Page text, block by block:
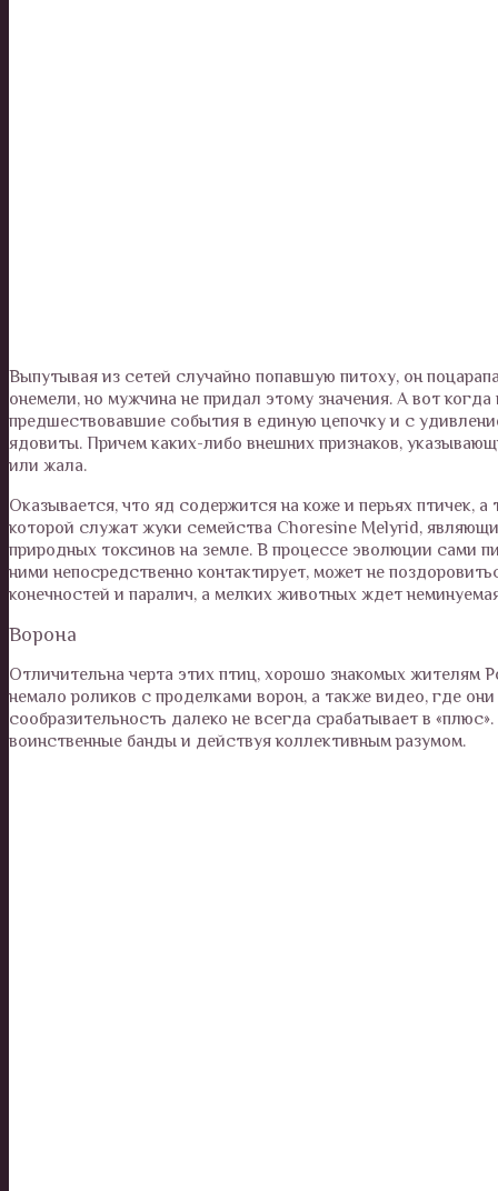
Выпутывая из сетей случайно попавшую питоху, он
онемели, но мужчина не придал этому значения. А вот
предшествовавшие события в единую цепочку и с
ядовиты. Причем каких-либо внешних признаков,
или жала.
Оказывается, что яд содержится на коже и перьях птичек,
которой служат жуки семейства Choresine Melyrid,
природных токсинов на земле. В процессе эволюции сами
ними непосредственно контактирует, может не
конечностей и паралич, а мелких животных ждет
Ворона
Отличительна черта этих птиц, хорошо знакомых жителям
немало роликов с проделками ворон, а также видео, где
сообразительность далеко не всегда срабатывает в
воинственные банды и действуя коллективным разумом.